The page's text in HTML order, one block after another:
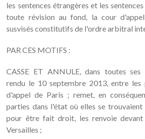
les sentences étrangères et les
toute révision au fond, la cour
susvisés constitutifs de l'ordre arbitral
PAR CES MOTIFS :
CASSE ET ANNULE, dans toutes
rendu le 10 septembre 2013, entre
d'appel de Paris ; remet, en
parties dans l'état où elles se
pour être fait droit, les renvoie
Versailles ;